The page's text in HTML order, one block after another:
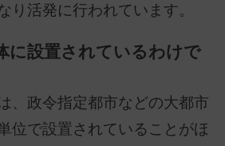
り活発に行われています。
に設置されているわけで
、政令指定都市などの大都市
位で設置されていることがほ